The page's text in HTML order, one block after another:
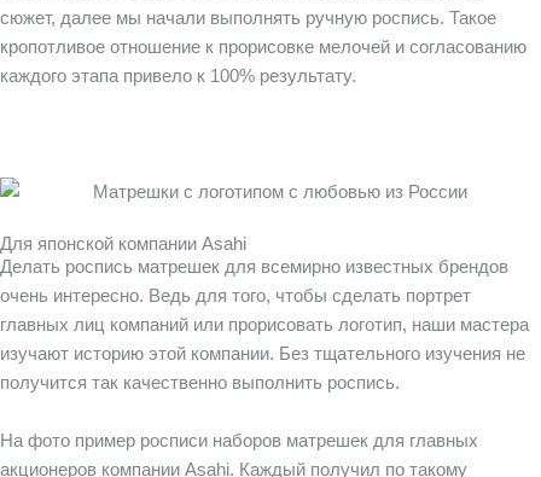
сюжет, далее мы начали выполнять ручную роспись. Такое
кропотливое отношение к прорисовке мелочей и согласованию
каждого этапа привело к 100% результату.
Для японской компании Asahi
Делать роспись матрешек для всемирно известных брендов
очень интересно. Ведь для того, чтобы сделать портрет
главных лиц компаний или прорисовать логотип, наши мастера
изучают историю этой компании. Без тщательного изучения не
получится так качественно выполнить роспись.
На фото пример росписи наборов матрешек для главных
акционеров компании Asahi. Каждый получил по такому